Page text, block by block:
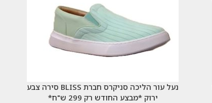
נעל עור הליכה סניקרס חברת BLISS סירה צבע
ירוק *מבצע החודש רק 299 ש"ח*